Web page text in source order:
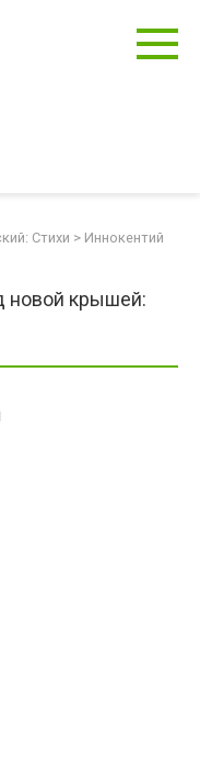
Стихи > Иннокентий
новой крышей: